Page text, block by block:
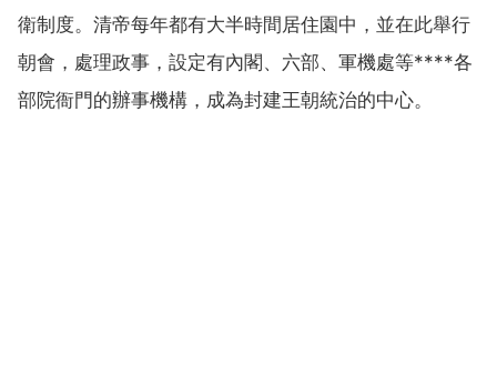
衛制度。清帝每年都有大半時間居住園中，並在此舉行
朝會，處理政事，設定有內閣、六部、軍機處等****各
部院衙門的辦事機構，成為封建王朝統治的中心。